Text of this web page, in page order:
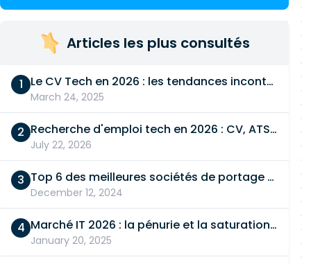
Articles les plus consultés
Le CV Tech en 2026 : les tendances incontournables
March 24, 2025
Recherche d'emploi tech en 2026 : CV, ATS, entretien… On vous dit tout
July 22, 2026
Top 6 des meilleures sociétés de portage salarial
December 12, 2024
Marché IT 2026 : la pénurie et la saturation, en même temps
January 20, 2025